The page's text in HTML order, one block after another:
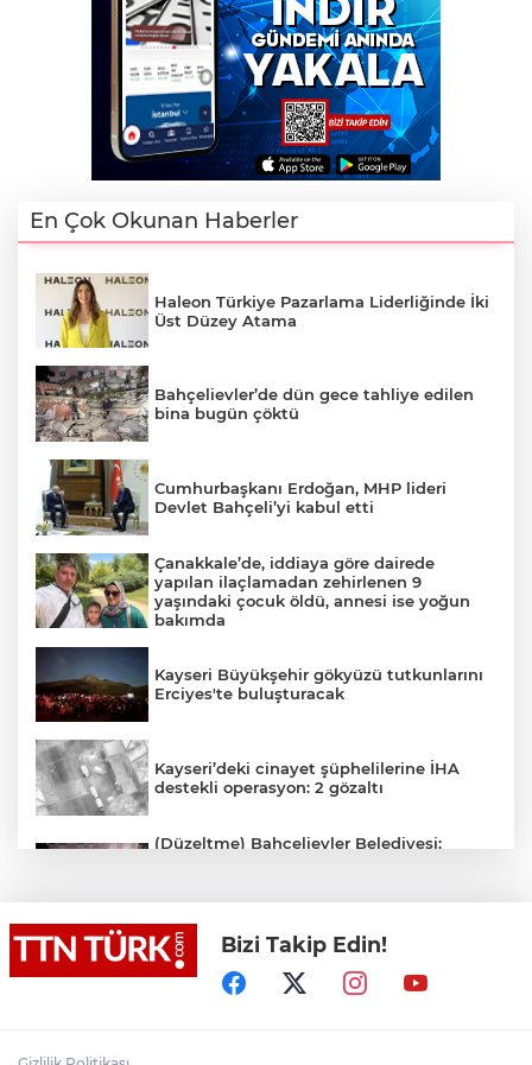
En Çok Okunan Haberler
Haleon Türkiye Pazarlama Liderliğinde İki
Üst Düzey Atama
Bahçelievler’de dün gece tahliye edilen
bina bugün çöktü
Cumhurbaşkanı Erdoğan, MHP lideri
Devlet Bahçeli’yi kabul etti
Çanakkale’de, iddiaya göre dairede
yapılan ilaçlamadan zehirlenen 9
yaşındaki çocuk öldü, annesi ise yoğun
bakımda
Kayseri Büyükşehir gökyüzü tutkunlarını
Erciyes'te buluşturacak
Kayseri’deki cinayet şüphelilerine İHA
destekli operasyon: 2 gözaltı
(Düzeltme) Bahçelievler Belediyesi:
bir can kaybı veya yaralanma
Adalet Bakanı Gürlek eski Özel Harekat
Başkanı Behçet Oktay’ın yakınlarını
Bizi Takip Edin!